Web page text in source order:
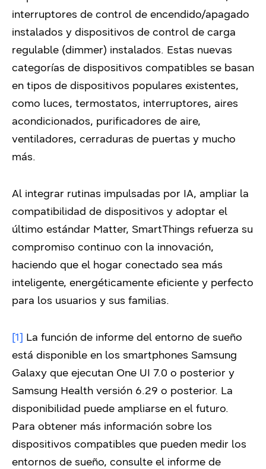
interruptores de control de encendido/apagado
instalados y dispositivos de control de carga
regulable (dimmer) instalados. Estas nuevas
categorías de dispositivos compatibles se basan
en tipos de dispositivos populares existentes,
como luces, termostatos, interruptores, aires
acondicionados, purificadores de aire,
ventiladores, cerraduras de puertas y mucho
más.
Al integrar rutinas impulsadas por IA, ampliar la
compatibilidad de dispositivos y adoptar el
último estándar Matter, SmartThings refuerza su
compromiso continuo con la innovación,
haciendo que el hogar conectado sea más
inteligente, energéticamente eficiente y perfecto
para los usuarios y sus familias.
[1] La función de informe del entorno de sueño
está disponible en los smartphones Samsung
Galaxy que ejecutan One UI 7.0 o posterior y
Samsung Health versión 6.29 o posterior. La
disponibilidad puede ampliarse en el futuro.
Para obtener más información sobre los
dispositivos compatibles que pueden medir los
entornos de sueño, consulte el informe de